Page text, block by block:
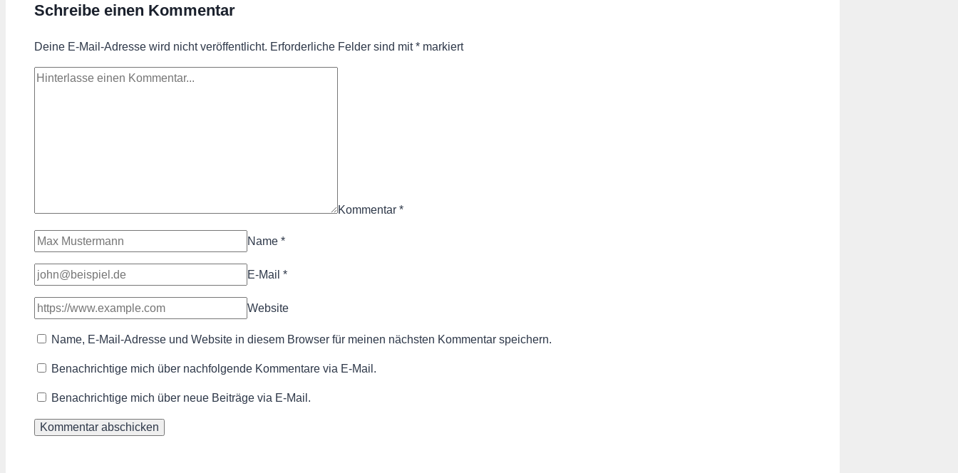
Schreibe einen Kommentar
Deine E-Mail-Adresse wird nicht veröffentlicht. Erforderliche Felder sind mit* markiert
Kommentar *
Name *
E-Mail *
Website
Name, E-Mail-Adresse und Website in diesem Browser für meinen nächsten Kommentar speichern.
Benachrichtige mich über nachfolgende Kommentare via E-Mail.
Benachrichtige mich über neue Beiträge via E-Mail.